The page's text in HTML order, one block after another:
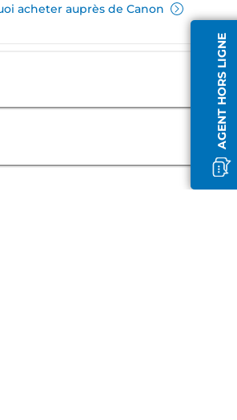
AGENT HORS LIGNE
acheter auprès de Canon